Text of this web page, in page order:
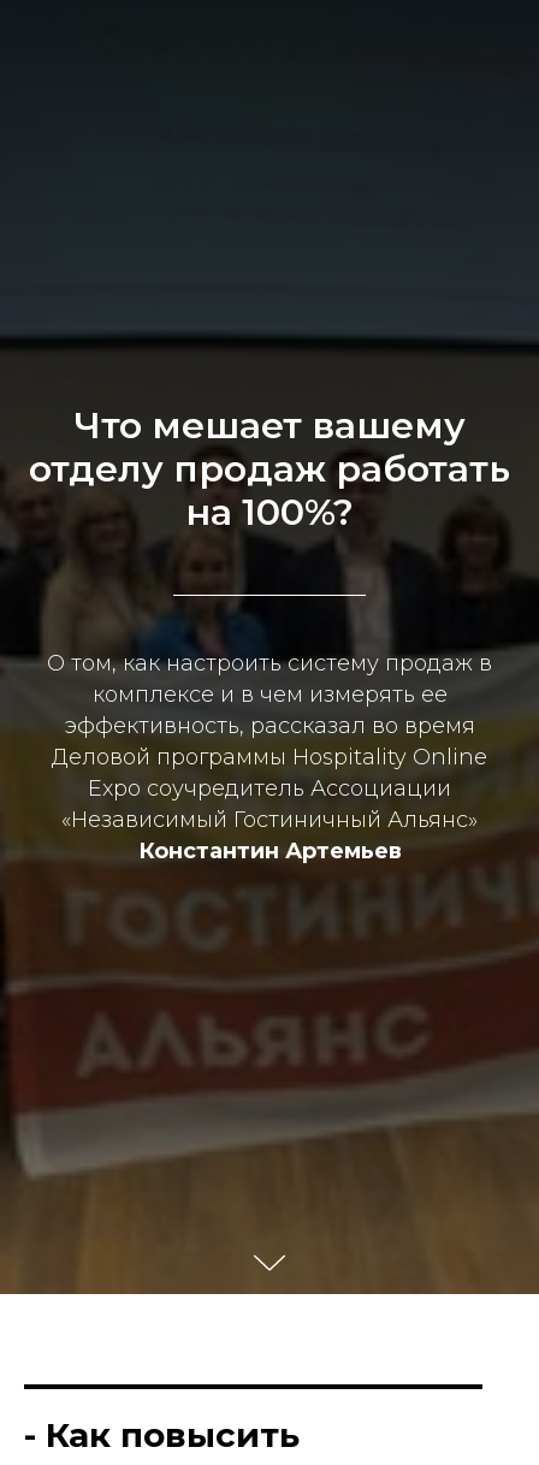
Что мешает вашему
отделу продаж работать
на 100%?
О том, как настроить систему продаж в
комплексе и в чем измерять ее
эффективность, рассказал во время
Деловой программы Hospitality Online
Expo соучредитель Ассоциации
«Независимый Гостиничный Альянс»
Константин Артемьев
- Как повысить